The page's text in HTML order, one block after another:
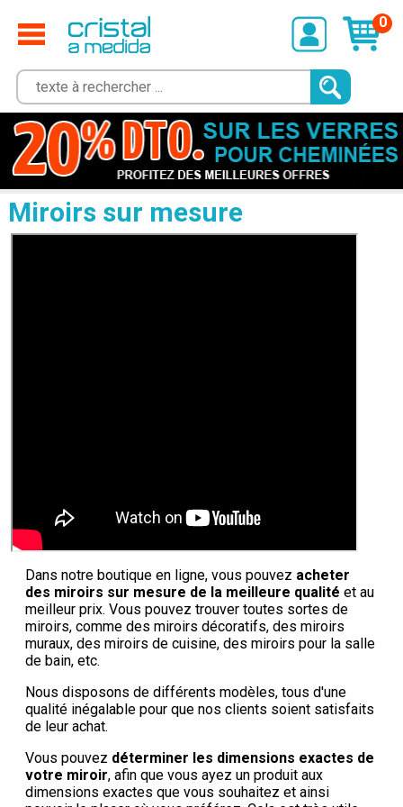
0
Miroirs sur mesure
Dans notre boutique en ligne, vous pouvez acheter
des miroirs sur mesure de la meilleure qualité et au
meilleur prix. Vous pouvez trouver toutes sortes de
miroirs, comme des miroirs décoratifs, des miroirs
muraux, des miroirs de cuisine, des miroirs pour la salle
de bain, etc.
Nous disposons de différents modèles, tous d'une
qualité inégalable pour que nos clients soient satisfaits
de leur achat.
Vous pouvez déterminer les dimensions exactes de
votre miroir, afin que vous ayez un produit aux
dimensions exactes que vous souhaitez et ainsi